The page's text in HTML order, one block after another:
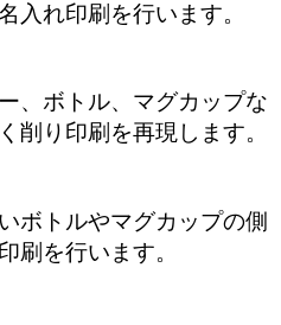
入れ印刷を行います。
、ボトル、マグカップな
削り印刷を再現します。
ボトルやマグカップの側
刷を行います。